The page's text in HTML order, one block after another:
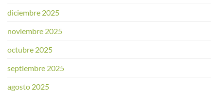
diciembre 2025
noviembre 2025
octubre 2025
septiembre 2025
agosto 2025